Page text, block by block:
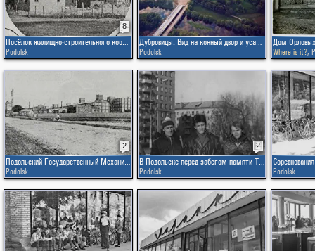
Посёлок жилищно-строительного кооператива
Podolsk
8
Дубровицы. Вид на конный двор и усадьбу
Podolsk
Дом
Where is it?,
Подольский Государственный Механический завод треста "Госшвеймашина"
Podolsk
2
В Подольске перед забегом памяти Талалихина
Podolsk
2
Podolsk